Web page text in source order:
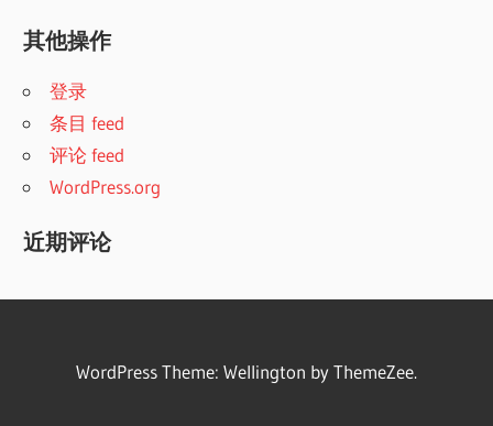
其他操作
登录
条目 feed
评论 feed
WordPress.org
近期评论
WordPress Theme: Wellington by ThemeZee.